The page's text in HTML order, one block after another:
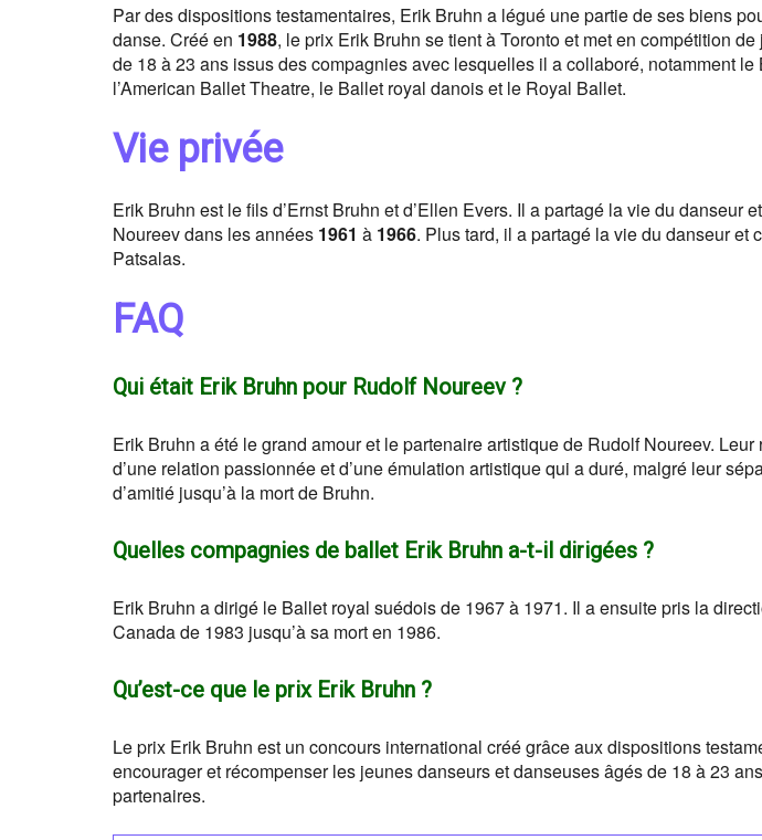
Par des dispositions testamentaires, Erik Bruhn a légué une partie de ses biens
danse. Créé en 1988, le prix Erik Bruhn se tient à Toronto et met en compétition
de 18 à 23 ans issus des compagnies avec lesquelles il a collaboré, notamment
l’American Ballet Theatre, le Ballet royal danois et le Royal Ballet.
Vie privée
Erik Bruhn est le fils d’Ernst Bruhn et d’Ellen Evers. Il a partagé la vie du danseur
Noureev dans les années 1961 à 1966. Plus tard, il a partagé la vie du danseur et
Patsalas.
FAQ
Qui était Erik Bruhn pour Rudolf Noureev ?
Erik Bruhn a été le grand amour et le partenaire artistique de Rudolf Noureev.
d’une relation passionnée et d’une émulation artistique qui a duré, malgré leur
d’amitié jusqu’à la mort de Bruhn.
Quelles compagnies de ballet Erik Bruhn a-t-il dirigées ?
Erik Bruhn a dirigé le Ballet royal suédois de 1967 à 1971. Il a ensuite pris la
Canada de 1983 jusqu’à sa mort en 1986.
Qu’est-ce que le prix Erik Bruhn ?
Le prix Erik Bruhn est un concours international créé grâce aux dispositions
encourager et récompenser les jeunes danseurs et danseuses âgés de 18 à 23
partenaires.